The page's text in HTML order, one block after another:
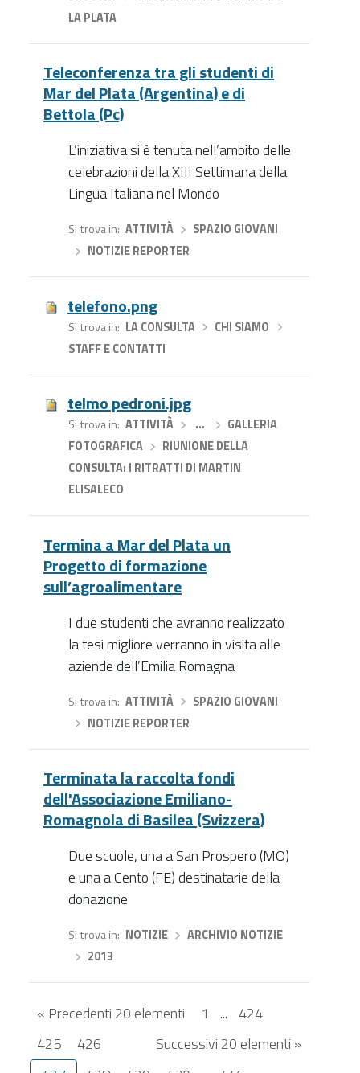
LA PLATA
Teleconferenza tra gli studenti di
Mar del Plata (Argentina) e di
Bettola (Pc)
L’iniziativa si è tenuta nell’ambito delle
celebrazioni della XIII Settimana della
Lingua Italiana nel Mondo
Si trova in ATTIVITÀ›
SPAZIO GIOVANI
NOTIZIE REPORTER
telefono.png
Si trova in LA CONSULTA› CHI SIAMO
STAFF E CONTATTI
telmo pedroni.jpg
Si trova in ATTIVITÀ› …
GALLERIA
FOTOGRAFICA›
RIUNIONE DELLA
CONSULTA: I RITRATTI DI MARTIN
ELISALECO
Termina a Mar del Plata un
Progetto di formazione
sull’agroalimentare
I due studenti che avranno realizzato
la tesi migliore verranno in visita alle
aziende dell’Emilia Romagna
Si trova in ATTIVITÀ›
SPAZIO GIOVANI
NOTIZIE REPORTER
Terminata la raccolta fondi
dell'Associazione Emiliano-
Romagnola di Basilea (Svizzera)
Due scuole, una a San Prospero (MO)
e una a Cento (FE) destinatarie della
donazione
Si trova in NOTIZIE›
ARCHIVIO NOTIZIE
2013
« Precedenti 20 elementi
Successivi 20 elementi »
1 ... 424
425
426